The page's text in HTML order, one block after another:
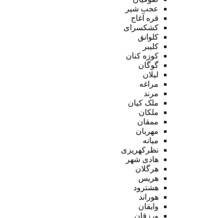
عجب شیر
قره آغاج
کشکسرای
کلوانق
کلیبر
کوزه کنان
گوگان
لیلان
مراغه
مرند
ملک کیان
ملکان
ممقان
مهربان
میانه
نظرکهریزی
هادی شهر
هرگلان
هریس
هشترود
هوراند
وایقان
ورزقان